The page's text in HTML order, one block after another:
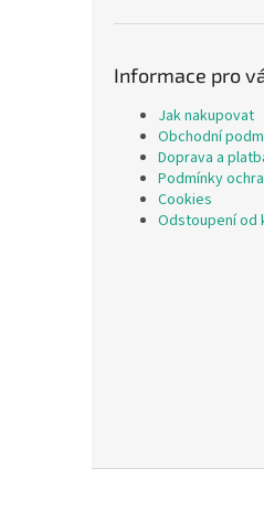
Informace pro
Jak nakupovat
Obchodní
Doprava a
Podmínky
Cookies
Odstoupení od